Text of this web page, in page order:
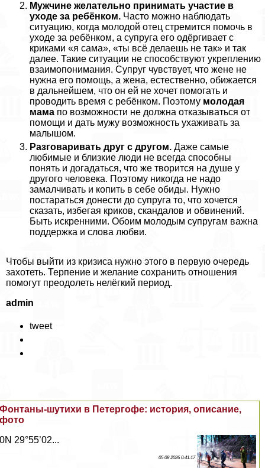
Мужчине желательно принимать участие в
уходе за ребёнком. Часто можно наблюдать
ситуацию, когда молодой отец стремится помочь в
уходе за ребёнком, а супруга его одёргивает с
криками «я сама», «ты всё делаешь не так» и так
далее. Такие ситуации не способствуют укреплению
взаимопонимания. Супруг чувствует, что жене не
нужна его помощь, а жена, естественно, обижается
в дальнейшем, что он ей не хочет помогать и
проводить время с ребёнком. Поэтому молодая
мама по возможности не должна отказываться от
помощи и дать мужу возможность ухаживать за
малышом.
Разговаривать друг с другом. Даже самые
любимые и близкие люди не всегда способны
понять и догадаться, что же творится на душе у
другого человека. Поэтому никогда не надо
замалчивать и копить в себе обиды. Нужно
постараться донести до супруга то, что хочется
сказать, избегая криков, скандалов и обвинений.
Быть искренними. Обоим молодым супругам важна
поддержка и слова любви.
Чтобы выйти из кризиса нужно этого в первую очередь
захотеть. Терпение и желание сохранить отношения
помогут преодолеть нелёгкий период.
admin
tweet
Фонтаны-шутихи в Петергофе: история, описание,
фото
0N 29°55’02...
05 08 2026 0:41:17